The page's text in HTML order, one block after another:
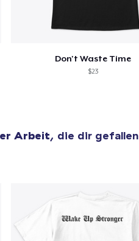
Don't Waste Time
$23
Arbeit, die dir